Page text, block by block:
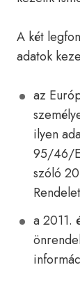
A két
adatok
az
ilyen
95/46/
szóló
a 2011.